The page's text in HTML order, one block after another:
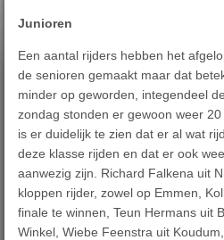
Junioren
Een aantal rijders hebben het
de senioren gemaakt maar dat
minder op geworden, integendeel
zondag stonden er gewoon weer
is er duidelijk te zien dat er al wat
deze klasse rijden en dat er ook
aanwezig zijn. Richard Falkena uit
kloppen rijder, zowel op Emmen,
finale te winnen, Teun Hermans uit
Winkel, Wiebe Feenstra uit